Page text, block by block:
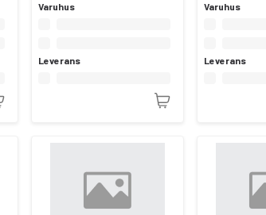
Varuhus
Leverans
Varuhus
Leverans